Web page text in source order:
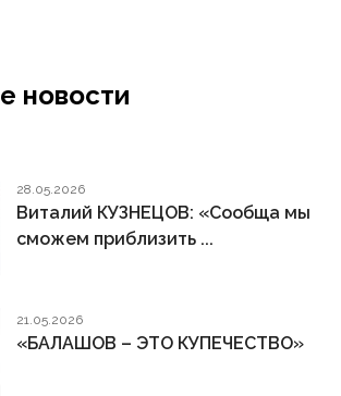
новости
28.05.2026
Виталий КУЗНЕЦОВ: «Сообща мы
сможем приблизить ...
21.05.2026
«БАЛАШОВ – ЭТО КУПЕЧЕСТВО»